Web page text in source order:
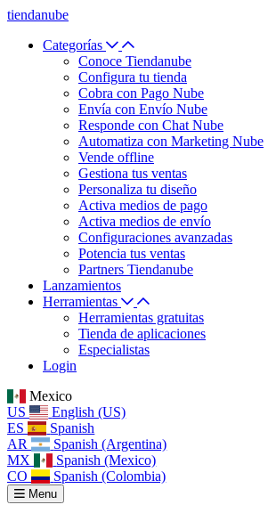
tiendanube
Categorías
Conoce Tiendanube
Configura tu tienda
Cobra con Pago Nube
Envía con Envío Nube
Responde con Chat Nube
Automatiza con Marketing Nube
Vende offline
Gestiona tus ventas
Personaliza tu diseño
Activa medios de pago
Activa medios de envío
Configuraciones avanzadas
Potencia tus ventas
Partners Tiendanube
Lanzamientos
Herramientas
Herramientas gratuitas
Tienda de aplicaciones
Especialistas
Login
Mexico
US
English (US)
ES
Spanish
AR
Spanish (Argentina)
MX
Spanish (Mexico)
CO
Spanish (Colombia)
Menu